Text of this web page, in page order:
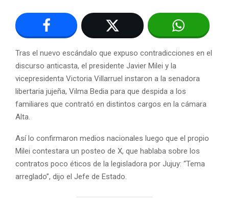
Tras el nuevo escándalo que expuso contradicciones en el
discurso anticasta, el presidente Javier Milei y la
vicepresidenta Victoria Villarruel instaron a la senadora
libertaria jujeña, Vilma Bedia para que despida a los
familiares que contrató en distintos cargos en la cámara
Alta.
Así lo confirmaron medios nacionales luego que el propio
Milei contestara un posteo de X, que hablaba sobre los
contratos poco éticos de la legisladora por Jujuy: “Tema
arreglado”, dijo el Jefe de Estado.